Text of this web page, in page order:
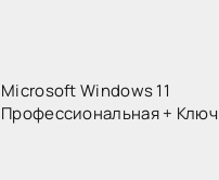
Microsoft Windows 11
Профессиональная + Ключ